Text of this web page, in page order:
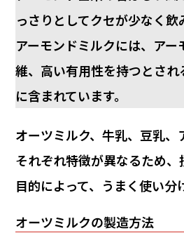
っさりとしてクセが少なく飲
アーモンドミルクには、ア
維、高い有用性を持つとさ
に含まれています。
オーツミルク、牛乳、豆乳、
それぞれ特徴が異なるため
目的によって、うまく使い分
オーツミルクの製造方法